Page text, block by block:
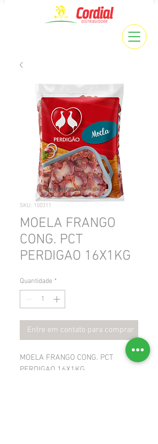
SKU: 100311
MOELA FRANGO
CONG. PCT
PERDIGAO 16X1KG
Quantidade *
Entre em contato para comprar
MOELA FRANGO CONG. PCT
PERDIGAO 16X1KG